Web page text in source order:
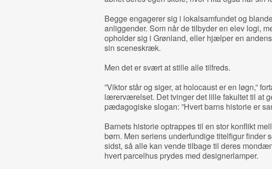
Begge engagerer sig i lokalsamfundet og
anliggender. Som når de tilbyder en elev logi,
opholder sig i Grønland, eller hjælper en
sin sceneskræk.
Men det er svært at stille alle tilfreds.
”Viktor står og siger, at holocaust er en løgn,”
lærerværelset. Det tvinger det lille fakultet til at
pædagogiske slogan: ”Hvert barns historie er
Barnets historie optrappes til en stor konflikt
børn. Men seriens underfundige titelfigur finder
sidst, så alle kan vende tilbage til deres
hvert parcelhus prydes med designerlamper.